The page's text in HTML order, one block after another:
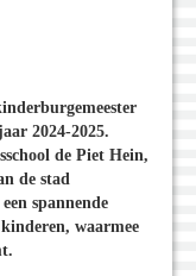
2024-2025.
de Piet Hein,
de stad
spannende
waarmee